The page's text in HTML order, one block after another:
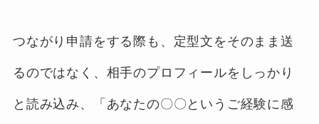
つながり申請をする際も、定型文をそのまま送
るのではなく、相手のプロフィールをしっかり
と読み込み、「あなたの〇〇というご経験に感